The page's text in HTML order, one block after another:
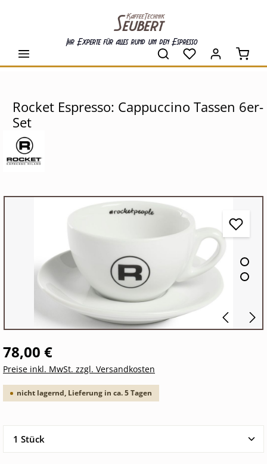
Ihr Experte für alles rund um den Espresso
Rocket Espresso: Cappuccino Tassen 6er-
Set
Bildergalerie überspringen
78,00 €
Preise inkl. MwSt. zzgl. Versandkosten
nicht lagernd, Lieferung in ca. 5 Tagen
Produkt Anzahl: Gib den gewünschten Wert ein